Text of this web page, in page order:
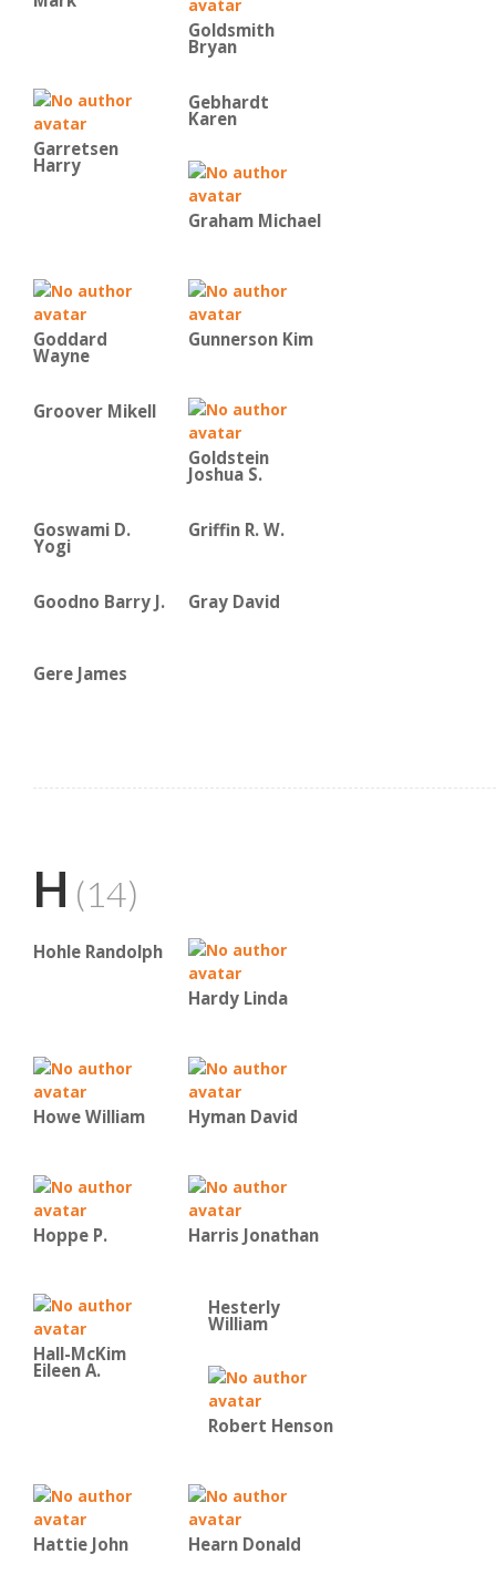
Goldsmith
Bryan
Garretsen
Harry
Gebhardt
Karen
Graham Michael
Goddard
Wayne
Gunnerson Kim
Groover Mikell
Goldstein
Joshua S.
Goswami D.
Yogi
Griffin R. W.
Goodno Barry J. Gray David
Gere James
H (14)
Hohle Randolph
Hardy Linda
Howe William Hyman David
Hoppe P. Harris Jonathan
Hall-McKim
Eileen A.
Hesterly
William
Robert Henson
Hattie John Hearn Donald